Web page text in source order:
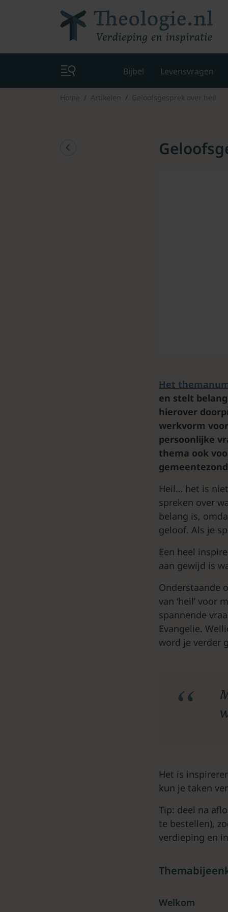
Bijbel Levensvragen
Home Artikelen Geloofsgesprek over heil
Het
en stelt
hierover
werkvorm
persoonlijke
thema ook
Heil… het is
spreken over
belang is,
geloof. Als je
Een heel
aan gewijd is
Onderstaande
van ‘heil’ voor
spannende
Evangelie.
word je verder
Het is
kun je taken
Tip: deel na
te bestellen),
verdieping en
Welkom